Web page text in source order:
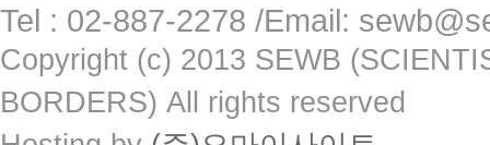
Tel : 02-887-2278 /Email:
Copyright (c) 2013 SEWB
BORDERS) All rights reserved